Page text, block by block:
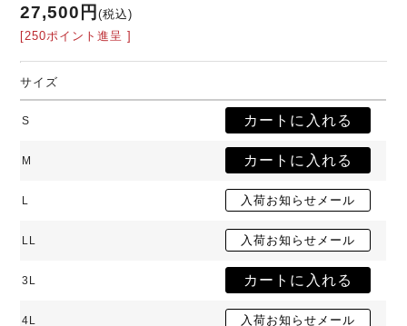
27,500円(税込)
[250ポイント進呈 ]
サイズ
S
M
L
LL
3L
4L